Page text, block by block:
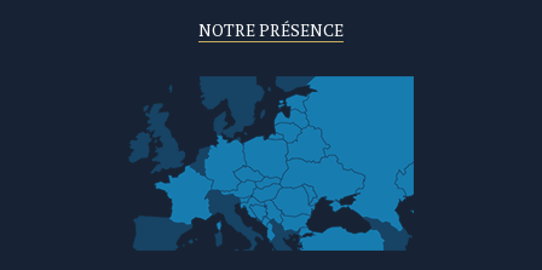
NOTRE PRÉSENCE